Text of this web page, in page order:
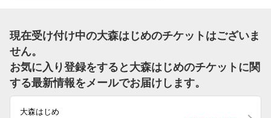
現在受け付け中の大森はじめのチケットはございま
せん。
お気に入り登録をすると大森はじめのチケットに関
する最新情報をメールでお届けします。
大森はじめ